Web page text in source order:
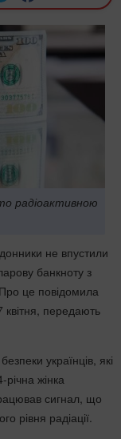
радіоактивною
не впустили
банкноту з
це повідомила
передають
українців, які
жінка
сигнал, що
рівня радіації.